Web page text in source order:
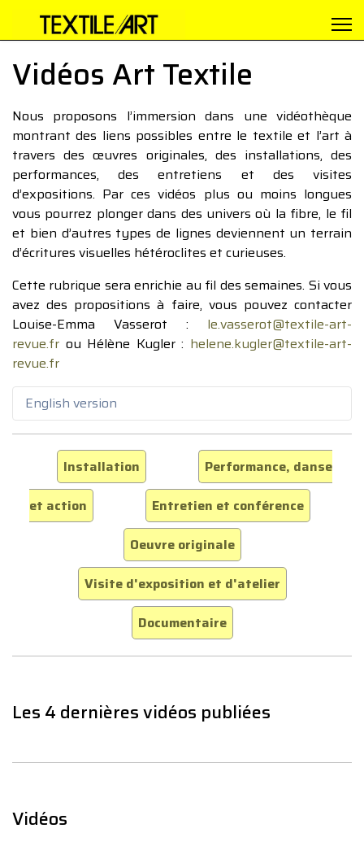
Vidéos Art Textile
Nous proposons l’immersion dans une vidéothèque
montrant des liens possibles entre le textile et l’art à
travers des œuvres originales, des installations, des
performances, des entretiens et des visites
d’expositions. Par ces vidéos plus ou moins longues
vous pourrez plonger dans des univers où la fibre, le fil
et bien d’autres types de lignes deviennent un terrain
d’écritures visuelles hétéroclites et curieuses.
Cette rubrique sera enrichie au fil des semaines. Si vous
avez des propositions à faire, vous pouvez contacter
Louise-Emma Vasserot : le.vasserot@textile-art-
revue.fr ou Hélène Kugler : helene.kugler@textile-art-
revue.fr
English version
Installation
Performance, danse
et action
Entretien et conférence
Oeuvre originale
Visite d'exposition et d'atelier
Documentaire
Les 4 dernières vidéos publiées
Vidéos